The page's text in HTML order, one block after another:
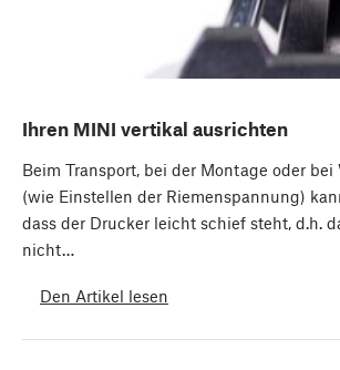
Ihren MINI vertikal ausrichten
Beim Transport, bei der Montage oder
(wie Einstellen der Riemenspannung)
dass der Drucker leicht schief steht, d.h.
nicht…
Den Artikel lesen